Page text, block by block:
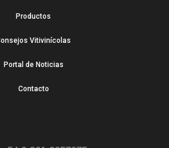
Productos
Vitivinícolas
Portal de Noticias
Contacto